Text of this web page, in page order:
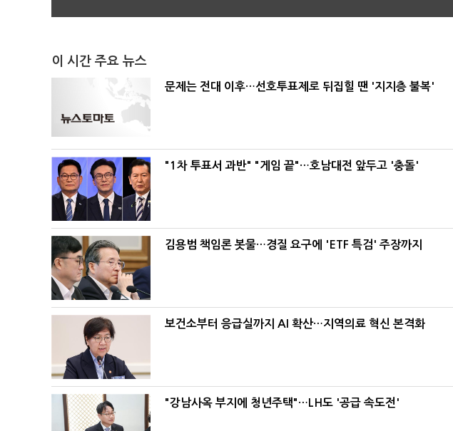
이 시간 주요 뉴스
문제는 전대 이후…선호투표제로 뒤집힐 땐 '지지층 불복'
"1차 투표서 과반" "게임 끝"…호남대전 앞두고 '충돌'
김용범 책임론 봇물…경질 요구에 'ETF 특검' 주장까지
보건소부터 응급실까지 AI 확산…지역의료 혁신 본격화
"강남사옥 부지에 청년주택"…LH도 '공급 속도전'